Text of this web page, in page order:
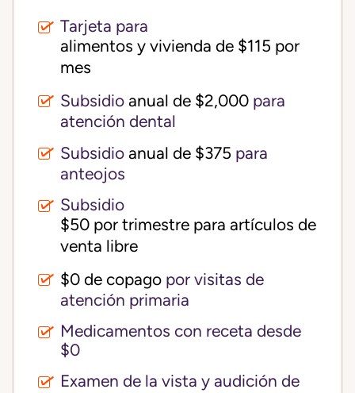
Tarjeta para
alimentos y vivienda de $115 por
mes
Subsidio anual de $2,000 para
atención dental
Subsidio anual de $375 para
anteojos
Subsidio
$50 por trimestre para artículos de
venta libre
$0 de copago por visitas de
atención primaria
Medicamentos con receta desde
$0
Examen de la vista y audición de